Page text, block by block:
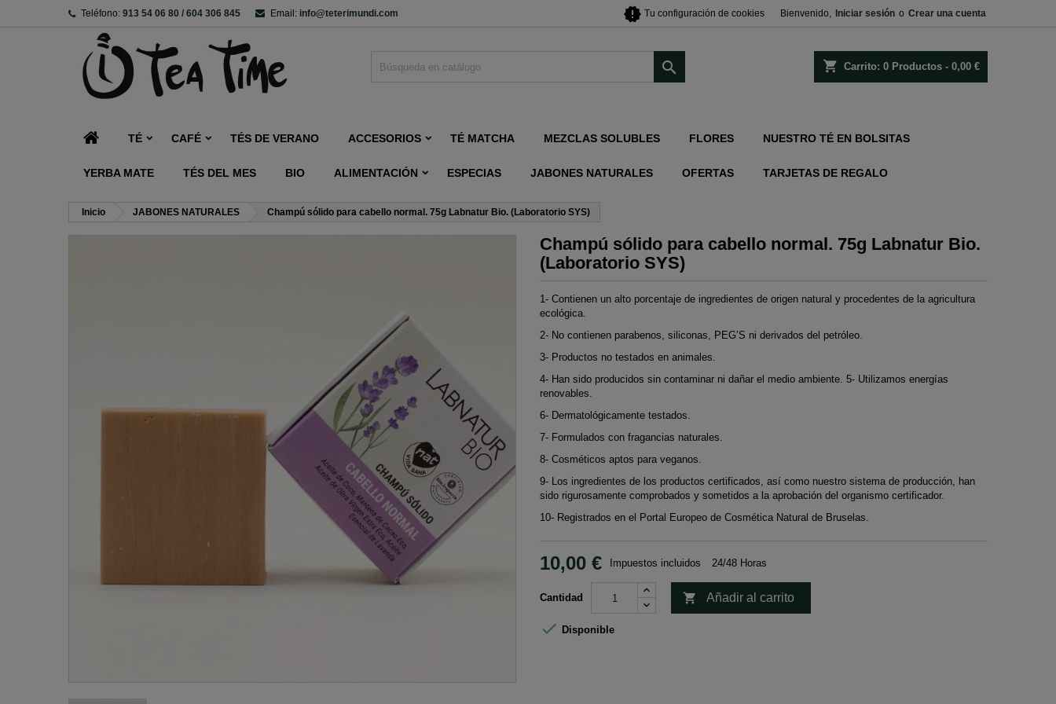
Teléfono: 913 54 06 80 / 604 306 845 Email: info@teterimundi.com Bienvenido, Iniciar sesión o Crear una cuenta
new_releases Tu configuración de cookies
shopping_cart Carrito: 0 Productos - 0,00 €

TÉ CAFÉ TÉS DE VERANO ACCESORIOS TÉ MATCHA MEZCLAS SOLUBLES FLORES NUESTRO TÉ EN BOLSITAS
YERBA MATE TÉS DEL MES BIO ALIMENTACIÓN ESPECIAS JABONES NATURALES OFERTAS TARJETAS DE REGALO
Inicio JABONES NATURALES Champú sólido para cabello normal. 75g Labnatur Bio. (Laboratorio SYS)
Champú sólido para cabello normal. 75g Labnatur Bio.
(Laboratorio SYS)
1- Contienen un alto porcentaje de ingredientes de origen natural y procedentes de la agricultura
ecológica.
2- No contienen parabenos, siliconas, PEG’S ni derivados del petróleo.
3- Productos no testados en animales.
4- Han sido producidos sin contaminar ni dañar el medio ambiente. 5- Utilizamos energías
renovables.
6- Dermatológicamente testados.
7- Formulados con fragancias naturales.
8- Cosméticos aptos para veganos.
9- Los ingredientes de los productos certificados, así como nuestro sistema de producción, han
sido rigurosamente comprobados y sometidos a la aprobación del organismo certificador.
10- Registrados en el Portal Europeo de Cosmética Natural de Bruselas.
10,00 € Impuestos incluidos 24/48 Horas
Cantidad  Añadir al carrito
 Disponible